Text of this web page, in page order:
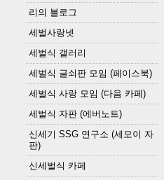
리의 블로그
세벌사랑넷
세벌식 갤러리
세벌식 글쇠판 모임 (페이스북)
세벌식 사랑 모임 (다음 카페)
세벌식 자판 (에버노트)
신세기 SSG 연구소 (세모이 자
판)
신세벌식 카페